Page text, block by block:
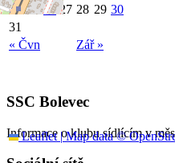
Leaflet |Map data ©
« Čvn Zář »
24 25 26 27 28 29 30
31
SSC Bolevec
Informace o klubu sídlícím v